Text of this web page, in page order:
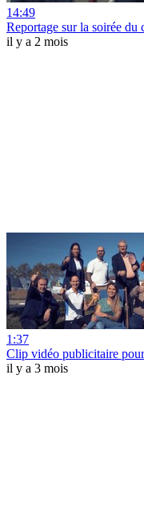
14:49
Reportage sur la soirée du
il y a 2 mois
1:37
Clip vidéo publicitaire
il y a 3 mois